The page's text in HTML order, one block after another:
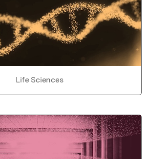
Life Sciences